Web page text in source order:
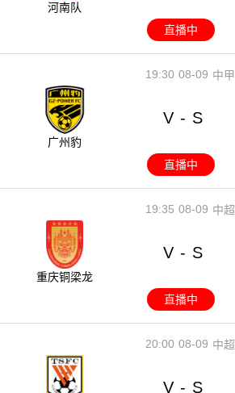
河南队
直播中
08-09
19:30 中甲
广州豹
V - S
直播中
08-09
19:35 中超
重庆铜梁龙
V - S
直播中
08-09
20:00 中超
V - S